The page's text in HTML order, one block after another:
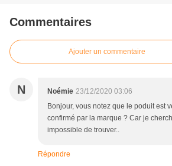
Commentaires
Ajouter un commentaire
N Noémie 23/12/2020 03:06
Bonjour, vous notez que le poduit est
confirmé par la marque ? Car je
impossible de trouver..
Répondre